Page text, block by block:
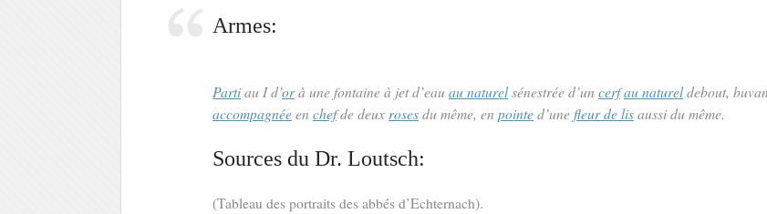
Armes:
Partiau I d’orà une fontaine à jet d’eau au naturelsénestrée d’un cerfau natureldebout,
accompagnéeen chefde deuxrosesdu même, en pointed’unefleur de lisaussi du même.
Sources du Dr. Loutsch:
(Tableau des portraits des abbés d’Echternach).